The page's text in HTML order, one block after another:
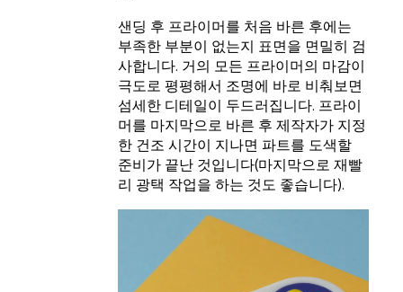
샌딩 후 프라이머를 처음 바른 후에는
부족한 부분이 없는지 표면을 면밀히 검
사합니다. 거의 모든 프라이머의 마감이
극도로 평평해서 조명에 바로 비춰보면
섬세한 디테일이 두드러집니다. 프라이
머를 마지막으로 바른 후 제작자가 지정
한 건조 시간이 지나면 파트를 도색할
준비가 끝난 것입니다(마지막으로 재빨
리 광택 작업을 하는 것도 좋습니다).